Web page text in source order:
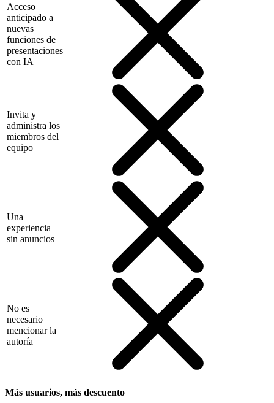
Acceso
anticipado a
nuevas
funciones de
presentaciones
con IA
Invita y
administra los
miembros del
equipo
Una
experiencia
sin anuncios
No es
necesario
mencionar la
autoría
Más usuarios, más descuento